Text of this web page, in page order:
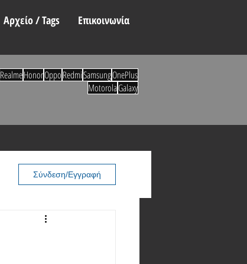
Αρχείο / Tags Επικοινωνία
Σύνδεση/Εγγραφή
RealmeHonorOppoRedmiSamsungOnePlus
MotorolaGalaxy